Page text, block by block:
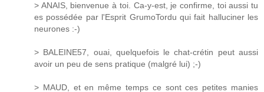
> ANAIS, bienvenue à toi. Ca-y-est, je confirme, toi aussi tu
es possédée par l'Esprit GrumoTordu qui fait halluciner les
neurones :-)
> BALEINE57, ouai, quelquefois le chat-crétin peut aussi
avoir un peu de sens pratique (malgré lui) ;-)
> MAUD, et en même temps ce sont ces petites manies